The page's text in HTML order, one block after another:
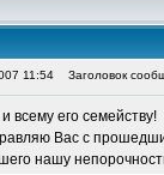
11:54 Заголовок
всему его семейству!
Вас с
нашу